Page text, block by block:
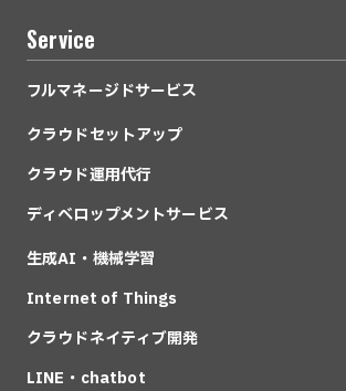
Service
フルマネージドサービス
クラウドセットアップ
クラウド運用代行
ディベロップメントサービス
生成AI・機械学習
Internet of Things
クラウドネイティブ開発
LINE・chatbot